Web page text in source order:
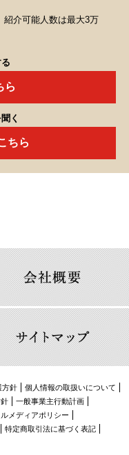
紹介可能人数は最大3万
ら
く
ちら
方針
個人情報の取扱いについて
一般事業主行動計画
メディアポリシー
特定商取引法に基づく表記